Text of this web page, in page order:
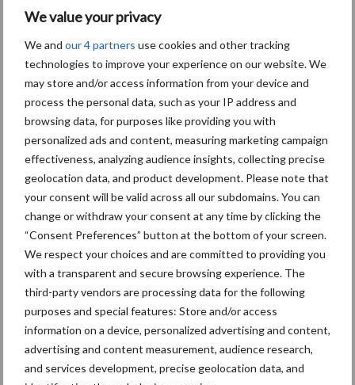
We value your privacy
We and our 4 partners use cookies and other tracking
technologies to improve your experience on our website. We
may store and/or access information from your device and
process the personal data, such as your IP address and
browsing data, for purposes like providing you with
personalized ads and content, measuring marketing campaign
effectiveness, analyzing audience insights, collecting precise
geolocation data, and product development. Please note that
your consent will be valid across all our subdomains. You can
change or withdraw your consent at any time by clicking the
“Consent Preferences” button at the bottom of your screen.
We respect your choices and are committed to providing you
with a transparent and secure browsing experience. The
third-party vendors are processing data for the following
purposes and special features: Store and/or access
information on a device, personalized advertising and content,
advertising and content measurement, audience research,
and services development, precise geolocation data, and
Primaire
Sidebar
Recent nieuws Partner nieuws
6 aug
"Hoge verwachtingen van schijven
voor kouters"
5 aug
Albourgh Tyres breidt uit naar
nieuwe marktsegmenten
5 aug
Caterpillar breidt gamma
elektrische bulldozers uit
5 aug
Komatsu HM460-6 knikdumper legt
Toon meer